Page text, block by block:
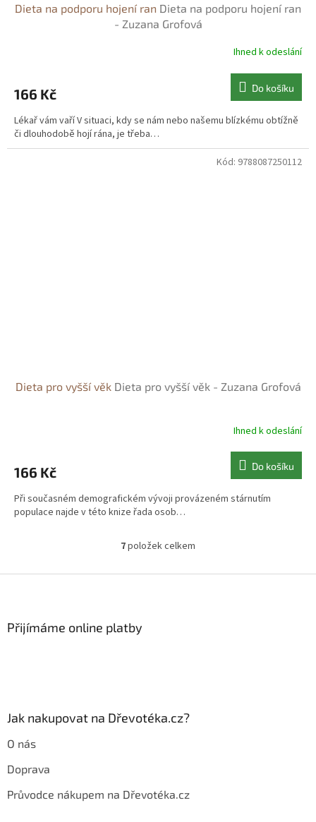
Dieta na podporu hojení ran Dieta na podporu hojení ran
- Zuzana Grofová
Ihned k odeslání
166 Kč Do košíku
Lékař vám vaří V situaci, kdy se nám nebo našemu blízkému obtížně
či dlouhodobě hojí rána, je třeba…
Dieta pro vyšší věk Dieta pro vyšší věk - Zuzana Grofová
Ihned k odeslání
166 Kč Do košíku
Při současném demografickém vývoji provázeném stárnutím
populace najde v této knize řada osob…
Kód: 9788087250112
O
l
y
v
u
7položek celkem
Přijímáme online platby
Jak nakupovat na Dřevotéka.cz?
O nás
Doprava
Průvodce nákupem na Dřevotéka.cz